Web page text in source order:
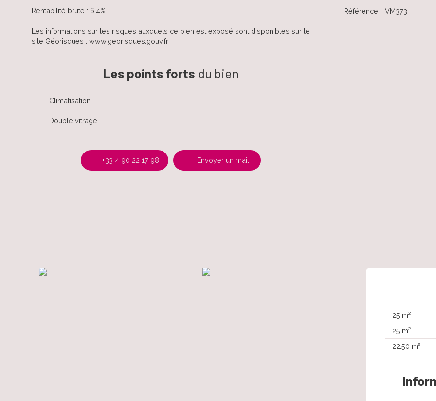
Rentabilité brute : 6,4%
Les informations sur les risques auxquels ce bien est exposé sont disponibles sur le
site Géorisques : www.georisques.gouv.fr
Les points forts du bien
Climatisation
Double vitrage
+33 4 90 22 17 98 Envoyer un mail
Référence : VM373
: 25 m²
: 25 m²
: 22.50 m²